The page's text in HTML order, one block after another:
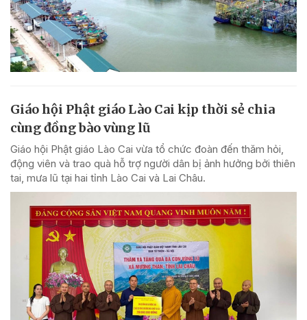
Giáo hội Phật giáo Lào Cai kịp thời sẻ chia
cùng đồng bào vùng lũ
Giáo hội Phật giáo Lào Cai vừa tổ chức đoàn đến thăm hỏi,
động viên và trao quà hỗ trợ người dân bị ảnh hưởng bởi thiên
tai, mưa lũ tại hai tỉnh Lào Cai và Lai Châu.